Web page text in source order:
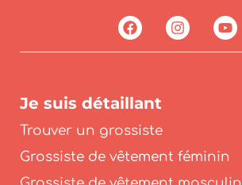
Je suis détaillant
Trouver un grossiste
Grossiste de vêtement féminin